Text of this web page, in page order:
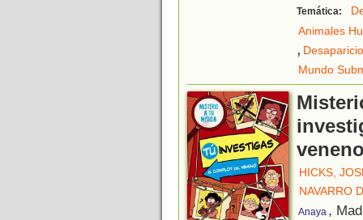
Temática:
Animales
,
Mundo
HICKS,
NAVARRO
Anaya ,